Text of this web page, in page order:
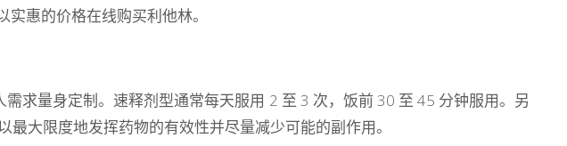
惠的价格在线购买利他林。
求量身定制。速释剂型通常每天服用 2 至 3 次，饭前 30 至 45 分钟服用。另
大限度地发挥药物的有效性并尽量减少可能的副作用。